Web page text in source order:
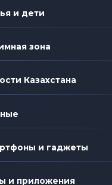
и дети
зона
Казахстана
и гаджеты
и приложения